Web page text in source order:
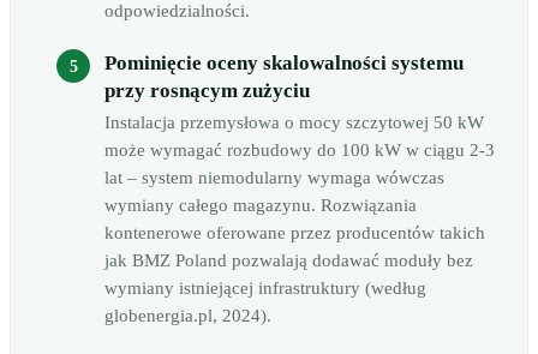
odpowiedzialności.
Pominięcie oceny skalowalności systemu
przy rosnącym zużyciu
Instalacja przemysłowa o mocy szczytowej 50 kW
może wymagać rozbudowy do 100 kW w ciągu 2-3
lat – system niemodularny wymaga wówczas
wymiany całego magazynu. Rozwiązania
kontenerowe oferowane przez producentów takich
jak BMZ Poland pozwalają dodawać moduły bez
wymiany istniejącej infrastruktury (według
globenergia.pl, 2024).